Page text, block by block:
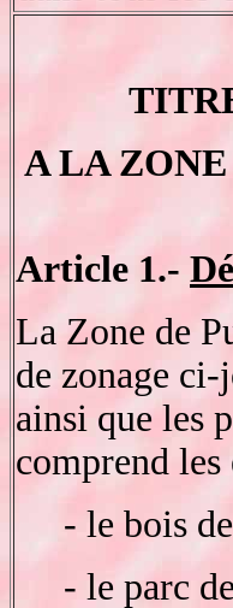
A LA
Article 1.-
La Zone de
de zonage ci-
ainsi que les
comprend les
- le bois
- le parc